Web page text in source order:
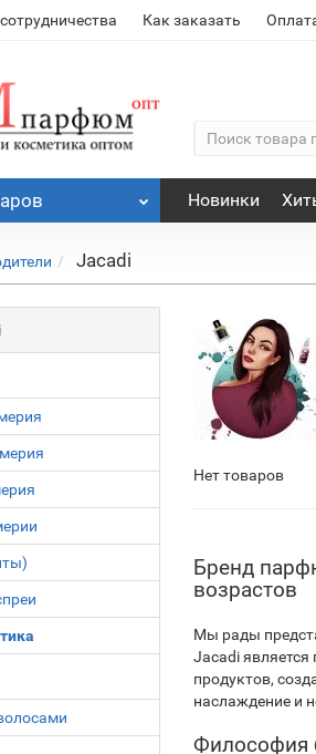
Как заказать
Новинки
Jacadi
Нет товаров
Бренд
возрастов
Мы рады
Jacadi
продуктов,
наслаждение и
Философия